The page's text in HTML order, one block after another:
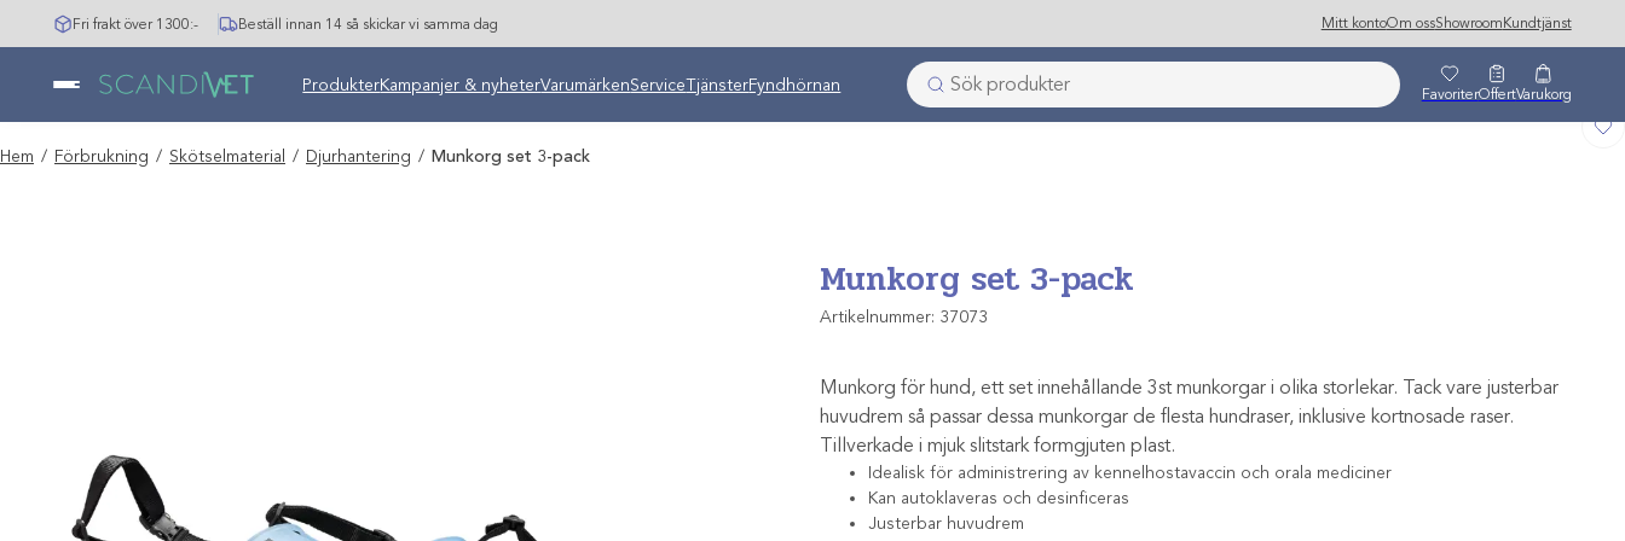
Hoppa
till
Fri frakt över 1300:- Beställ innan 14 så skickar vi samma dag Mitt kontoOm ossShowroom Kundtjänst
Undermeny stängd: Varumärken
ProdukterKampanjer & nyheterVarumärkenServiceTjänsterFyndhörnan FavoriterOffertVarukorg
Hem / Förbrukning / Skötselmaterial / Djurhantering / Munkorg set 3-pack
Munkorg set 3-pack
Artikelnummer: 37073
Munkorg för hund, ett set innehållande 3st munkorgar i olika storlekar. Tack vare justerbar
huvudrem så passar dessa munkorgar de flesta hundraser, inklusive kortnosade raser.
Tillverkade i mjuk slitstark formgjuten plast.
Idealisk för administrering av kennelhostavaccin och orala mediciner
Kan autoklaveras och desinficeras
Justerbar huvudrem